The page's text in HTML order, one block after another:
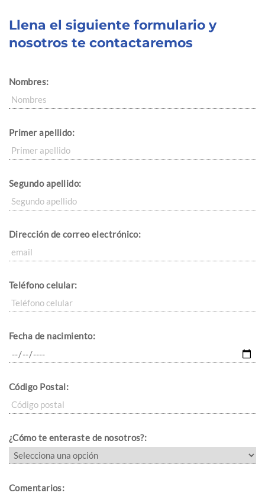
Llena el siguiente formulario y
nosotros te contactaremos
Nombres:
Primer apellido:
Segundo apellido:
Dirección de correo electrónico:
Teléfono celular:
Fecha de nacimiento:
Código Postal:
¿Cómo te enteraste de nosotros?:
Comentarios: